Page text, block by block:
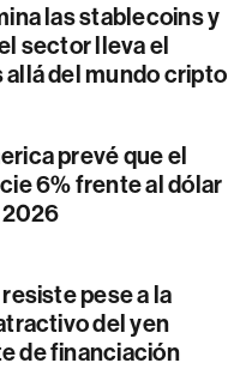
las stablecoins y
sector lleva el
allá del mundo cripto
prevé que el
6% frente al dólar
2026
pese a la
del yen
de financiación